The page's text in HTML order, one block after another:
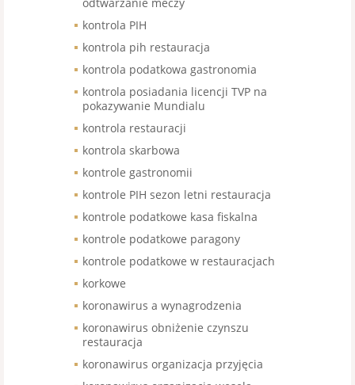
kontrola PIH
kontrola pih restauracja
kontrola podatkowa gastronomia
kontrola posiadania licencji TVP na
pokazywanie Mundialu
kontrola restauracji
kontrola skarbowa
kontrole gastronomii
kontrole PIH sezon letni restauracja
kontrole podatkowe kasa fiskalna
kontrole podatkowe paragony
kontrole podatkowe w restauracjach
korkowe
koronawirus a wynagrodzenia
koronawirus obniżenie czynszu
restauracja
koronawirus organizacja przyjęcia